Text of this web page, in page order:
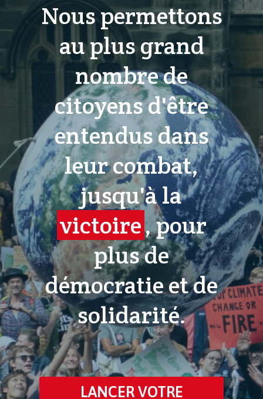
Nous permettons
au plus grand
nombre de
citoyens d'être
entendus dans
leur combat,
jusqu'à la
victoire, pour
plus de
démocratie et de
solidarité.
LANCER VOTRE